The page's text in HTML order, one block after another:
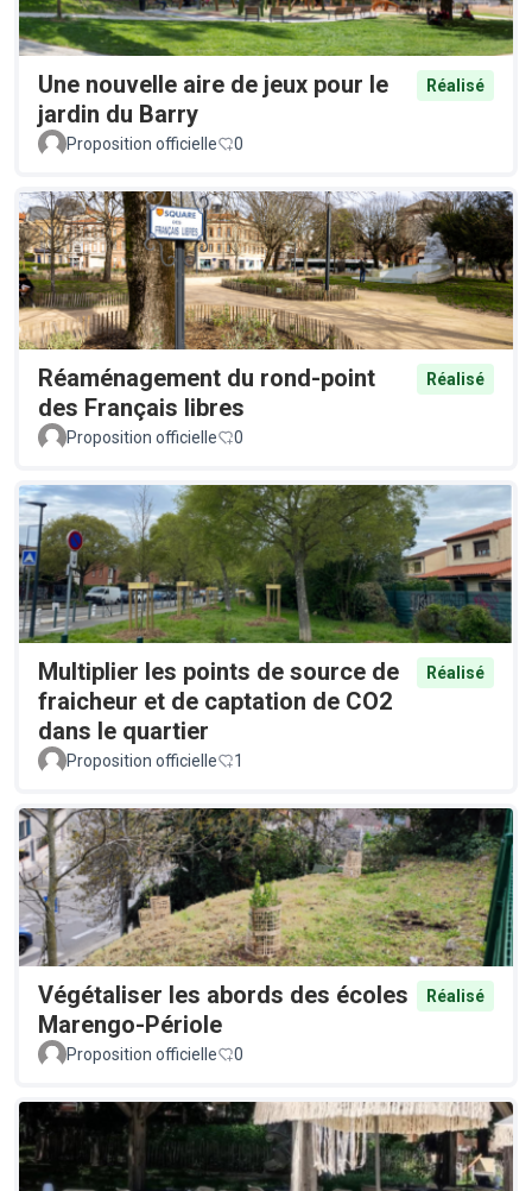
Une nouvelle aire de jeux pour le
jardin du Barry
Réalisé
Proposition officielle 0
Réaménagement du rond-point
des Français libres
Réalisé
Proposition officielle 0
Multiplier les points de source de
fraicheur et de captation de CO2
dans le quartier
Réalisé
Proposition officielle 1
Végétaliser les abords des écoles
Marengo-Périole
Réalisé
Proposition officielle 0